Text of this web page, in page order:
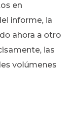
en
informe, la
ahora a otro
las
volúmenes